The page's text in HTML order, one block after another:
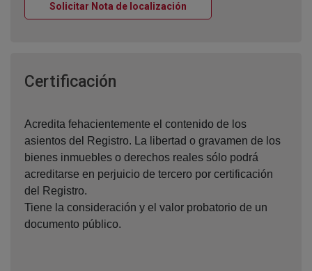
Solicitar Nota de localización
Certificación
Acredita fehacientemente el contenido de los
asientos del Registro. La libertad o gravamen de los
bienes inmuebles o derechos reales sólo podrá
acreditarse en perjuicio de tercero por certificación
del Registro.
Tiene la consideración y el valor probatorio de un
documento público.